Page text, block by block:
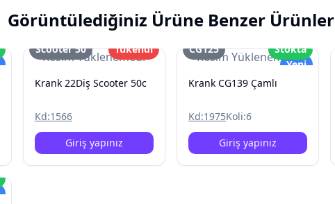
Görüntülediğiniz Ürüne Benzer Ürünler
Resim Yüklenemedi
Scooter 50 Tükendi
Krank 22Diş Scooter 50c
Kd:1566
Giriş yapınız
Resim Yüklenemedi
Yeni
CG125 Stokta
Krank CG139 Çamlı
Kd:1975Koli:6
Giriş yapınız